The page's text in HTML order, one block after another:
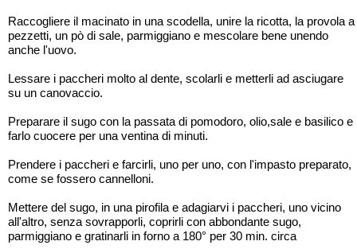
Raccogliere il macinato in una scodella, unire la ricotta, la provola a
pezzetti, un pò di sale, parmiggiano e mescolare bene unendo
anche l'uovo.
Lessare i paccheri molto al dente, scolarli e metterli ad asciugare
su un canovaccio.
Preparare il sugo con la passata di pomodoro, olio,sale e basilico e
farlo cuocere per una ventina di minuti.
Prendere i paccheri e farcirli, uno per uno, con l'impasto preparato,
come se fossero cannelloni.
Mettere del sugo, in una pirofila e adagiarvi i paccheri, uno vicino
all'altro, senza sovrapporli, coprirli con abbondante sugo,
parmiggiano e gratinarli in forno a 180° per 30 min. circa